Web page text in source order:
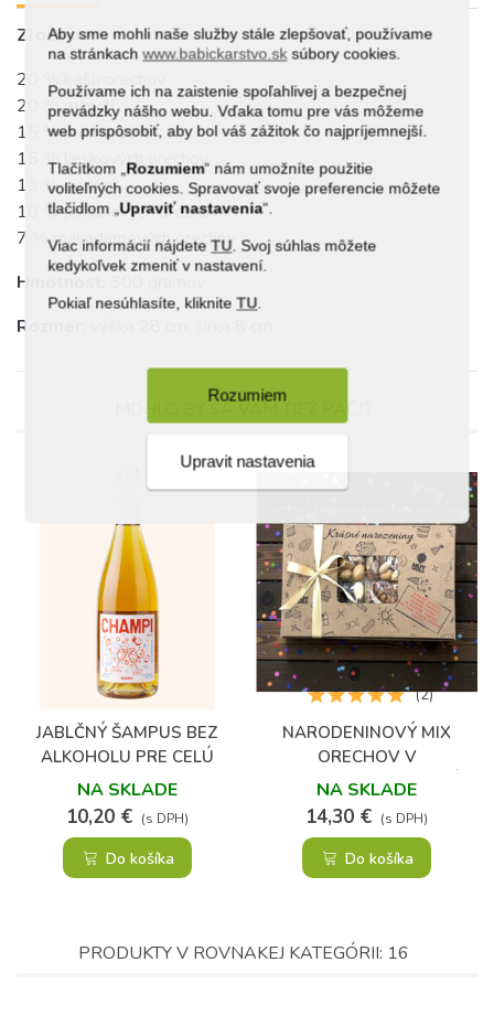
Aby sme mohli naše služby stále zlepšovať, používame
na stránkachwww.babickarstvo.sk súbory cookies.
Používame ich na zaistenie spoľahlivej a bezpečnej
prevádzky nášho webu. Vďaka tomu pre vás môžeme
web prispôsobiť, aby bol váš zážitok čo najpríjemnejší.
Tlačítkom „ Rozumiem“ nám umožníte použitie
voliteľných cookies. Spravovať svoje preferencie môžete
tlačidlom „ Upraviť nastavenia“.
Viac informácií nájdete TU. Svoj súhlas môžete
kedykoľvek zmeniť v nastavení.
Pokiaľ nesúhlasíte, klikniteTU
Rozumiem
Upravit nastavenia
Zloženie:
20 % kešu orechov
20 % mandlí
15 % para orechov
15 % lieskových orechov
13 % pistácií
10 % pekanových orechov
7 % makadamových orechov
Hmotnosť:
Rozmer:
MOHLO BY SA VÁM TIEŽ PÁČIŤ
JABLČNÝ ŠAMPUS BEZ
ALKOHOLU PRE CELÚ
RODINU
NA SKLADE
10,20 € (s DPH)
Do košíka
NARODENINOVÝ MIX
ORECHOV V
DARČEKOVOM BALENÍ
NA SKLADE
14,30 € (s DPH)
(2)
Do košíka
PRODUKTY V ROVNAKEJ KATEGÓRII: 16